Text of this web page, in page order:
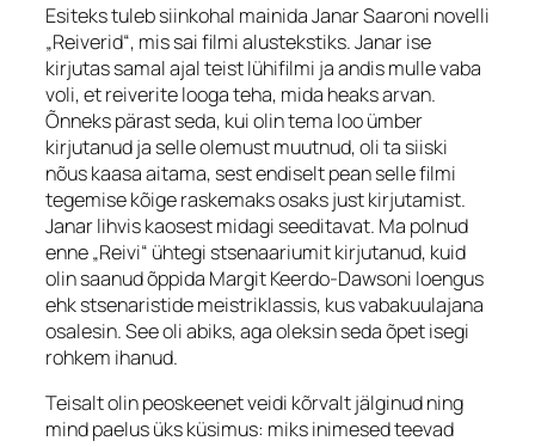
Esiteks tuleb siinkohal mainida Janar Saaroni novelli
„Reiverid“, mis sai filmi alustekstiks. Janar ise
kirjutas samal ajal teist lühifilmi ja andis mulle vaba
voli, et reiverite looga teha, mida heaks arvan.
Õnneks pärast seda, kui olin tema loo ümber
kirjutanud ja selle olemust muutnud, oli ta siiski
nõus kaasa aitama, sest endiselt pean selle filmi
tegemise kõige raskemaks osaks just kirjutamist.
Janar lihvis kaosest midagi seeditavat. Ma polnud
enne „Reivi“ ühtegi stsenaariumit kirjutanud, kuid
olin saanud õppida Margit Keerdo-Dawsoni loengus
ehk stsenaristide meistriklassis, kus vabakuulajana
osalesin. See oli abiks, aga oleksin seda õpet isegi
rohkem ihanud.
Teisalt olin peoskeenet veidi kõrvalt jälginud ning
mind paelus üks küsimus: miks inimesed teevad